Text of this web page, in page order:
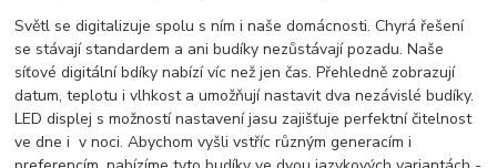
Světl se digitalizuje spolu s ním i naše domácnosti. Chyrá řešení
se stávají standardem a ani budíky nezůstávají pozadu. Naše
síťové digitální bdíky nabízí víc než jen čas. Přehledně zobrazují
datum, teplotu i vlhkost a umožňují nastavit dva nezávislé budíky.
LED displej s možností nastavení jasu zajišťuje perfektní čitelnost
ve dne i v noci. Abychom vyšli vstříc různým generacím i